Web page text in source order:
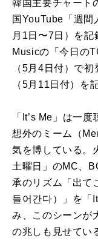
韓国主要チャート
国YouTube「週間
月1日〜7日）を
Musicの「今日の
（5月4日付）で
（5月11日付）を
「It’s Me」は一
想外のミーム（
気を博している。
土曜日」のMC、
承のリズム「出て
들어간다）」を「
み、このシーンが
の兆しも見せてい